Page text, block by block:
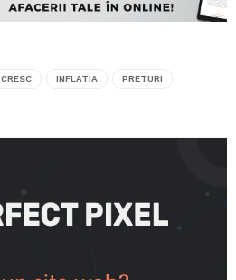
CRESC INFLATIA PRETURI